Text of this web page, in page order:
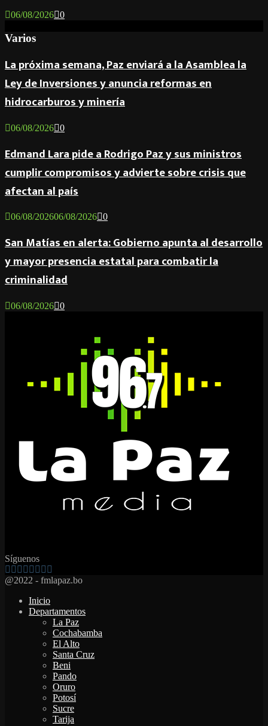
06/08/2026 0
Varios
La próxima semana, Paz enviará a la Asamblea la
Ley de Inversiones y anuncia reformas en
hidrocarburos y minería
06/08/2026 0
Edmand Lara pide a Rodrigo Paz y sus ministros
cumplir compromisos y advierte sobre crisis que
afectan al país
06/08/202606/08/2026 0
San Matías en alerta: Gobierno apunta al desarrollo
y mayor presencia estatal para combatir la
criminalidad
06/08/2026 0
Síguenos
Facebook
Twitter
Instagram
Youtube
Email
Twitch
Whatsapp
@2022 - fmlapaz.bo
Inicio
Departamentos
La Paz
Cochabamba
El Alto
Santa Cruz
Beni
Pando
Oruro
Potosí
Sucre
Tarija